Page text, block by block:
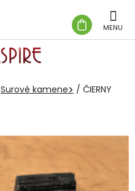
KOŠÍK
Surové kamene / ČIERNY